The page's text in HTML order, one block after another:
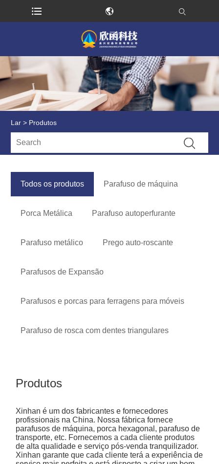
Lar > Produtos
Todos os produtos Parafuso de máquina
Porca Metálica Parafuso autoperfurante
Parafuso metálico Prego auto-roscante
Parafusos de Expansão
Parafusos e porcas para ferragens para móveis
Parafuso de rosca com dentes triangulares
Produtos
Xinhan é um dos fabricantes e fornecedores
profissionais na China. Nossa fábrica fornece
parafusos de máquina, porca hexagonal, parafuso de
transporte, etc. Fornecemos a cada cliente produtos
de alta qualidade e serviço pós-venda tranquilizador.
Xinhan garante que cada cliente terá a experiência de